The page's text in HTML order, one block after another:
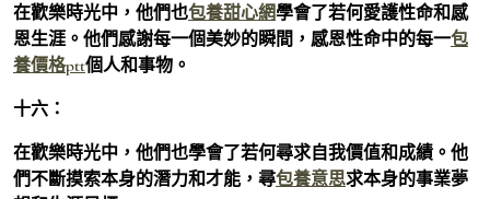
在歡樂時光中，他們也包養甜心網學會了若何愛護性命和感
恩生涯。他們感謝每一個美妙的瞬間，感恩性命中的每一包
養價格ptt個人和事物。
十六：
在歡樂時光中，他們也學會了若何尋求自我價值和成績。他
們不斷摸索本身的潛力和才能，尋包養意思求本身的事業夢